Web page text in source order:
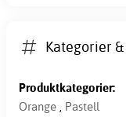
Kategorier
Produktkategorier:
Orange
Pastell